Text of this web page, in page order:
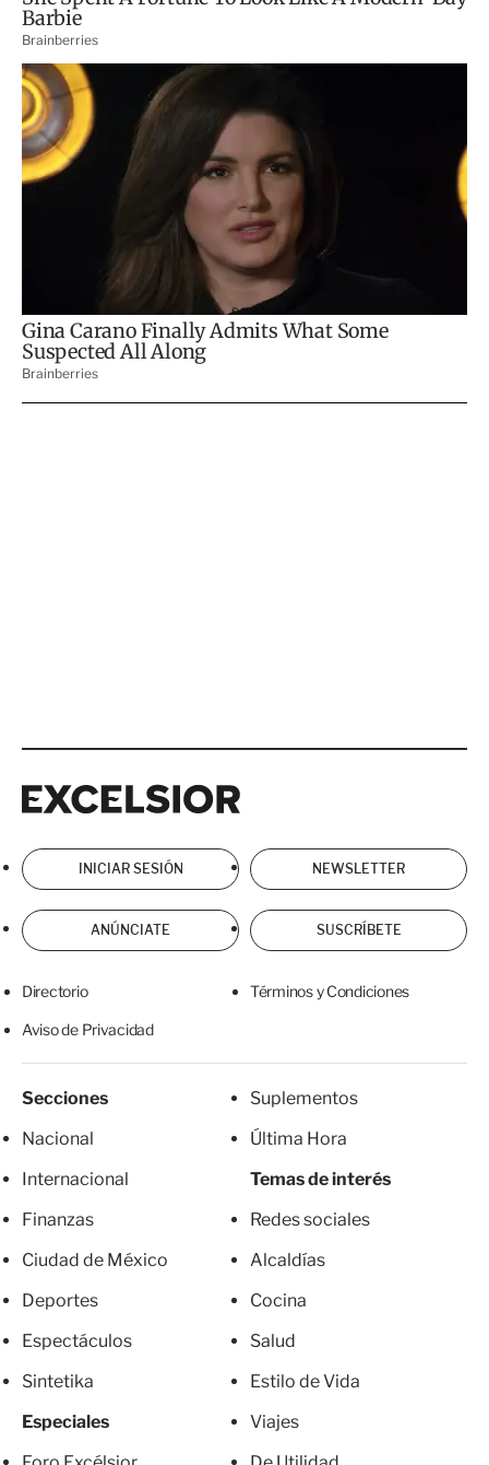
INICIAR SESIÓN NEWSLETTER
ANÚNCIATE SUSCRÍBETE
Directorio Términos y Condiciones
Aviso de Privacidad
Secciones
Nacional
Internacional
Finanzas
Ciudad de México
Deportes
Espectáculos
Sintetika
Especiales
Suplementos
Última Hora
Temas de interés
Redes sociales
Alcaldías
Cocina
Salud
Estilo de Vida
Viajes